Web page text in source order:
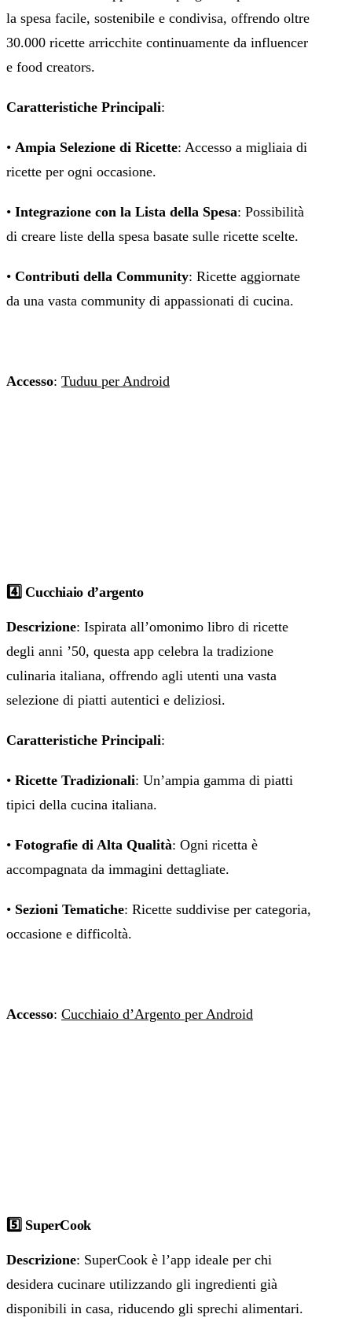
la spesa facile, sostenibile e condivisa, offrendo oltre
30.000 ricette arricchite continuamente da influencer
e food creators.
Caratteristiche Principali:
• Ampia Selezione di Ricette: Accesso a migliaia di
ricette per ogni occasione.
• Integrazione con la Lista della Spesa: Possibilità
di creare liste della spesa basate sulle ricette scelte.
• Contributi della Community: Ricette aggiornate
da una vasta community di appassionati di cucina.
Accesso: Tuduu per Android
4️⃣ Cucchiaio d’argento
Descrizione: Ispirata all’omonimo libro di ricette
degli anni ’50, questa app celebra la tradizione
culinaria italiana, offrendo agli utenti una vasta
selezione di piatti autentici e deliziosi.
Caratteristiche Principali:
• Ricette Tradizionali: Un’ampia gamma di piatti
tipici della cucina italiana.
• Fotografie di Alta Qualità: Ogni ricetta è
accompagnata da immagini dettagliate.
• Sezioni Tematiche: Ricette suddivise per categoria,
occasione e difficoltà.
Accesso: Cucchiaio d’Argento per Android
5️⃣ SuperCook
Descrizione: SuperCook è l’app ideale per chi
desidera cucinare utilizzando gli ingredienti già
disponibili in casa, riducendo gli sprechi alimentari.